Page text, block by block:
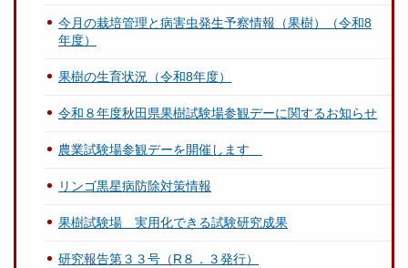
今月の栽培管理と病害虫発生予察情報（果樹）（令和8
年度）
果樹の生育状況（令和8年度）
令和８年度秋田県果樹試験場参観デーに関するお知らせ
農業試験場参観デーを開催します
リンゴ黒星病防除対策情報
果樹試験場 実用化できる試験研究成果
研究報告第３３号（R８．３発行）